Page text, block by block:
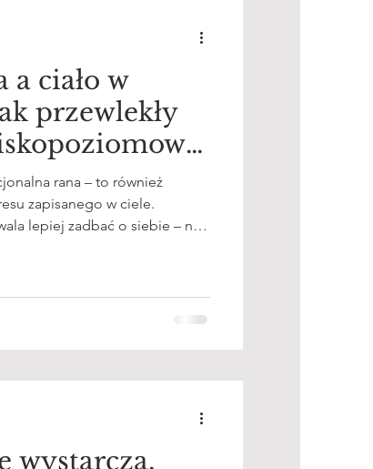
ciało w
przewlekły
rana – to również
zapisanego w ciele.
lepiej zadbać o siebie – nie
wystarcza,